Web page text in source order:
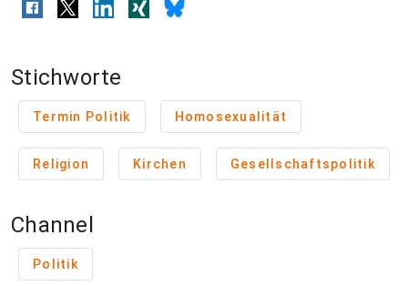
Stichworte
Termin Politik Homosexualität
Religion Kirchen Gesellschaftspolitik
Channel
Politik